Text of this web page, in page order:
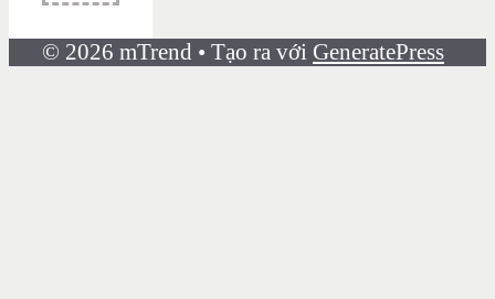
© 2026 mTrend • Tạo ra với GeneratePress